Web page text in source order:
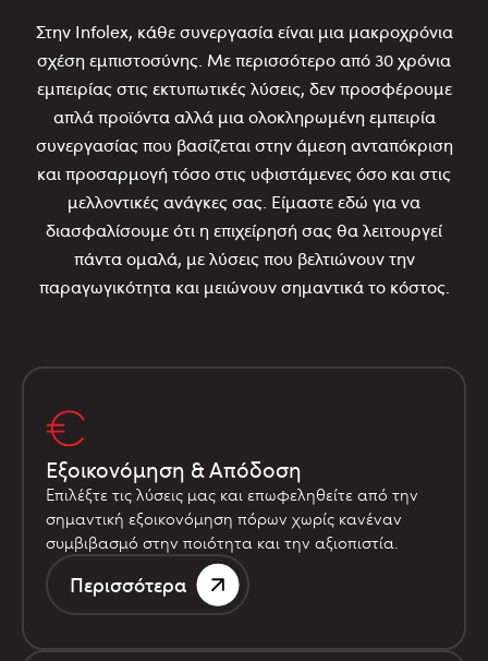
Στην Infolex, κάθε συνεργασία είναι μια μακροχρόνια
σχέση εμπιστοσύνης. Με περισσότερο από 30 χρόνια
εμπειρίας στις εκτυπωτικές λύσεις, δεν προσφέρουμε
απλά προϊόντα αλλά μια ολοκληρωμένη εμπειρία
συνεργασίας που βασίζεται στην άμεση ανταπόκριση
και προσαρμογή τόσο στις υφιστάμενες όσο και στις
μελλοντικές ανάγκες σας. Είμαστε εδώ για να
διασφαλίσουμε ότι η επιχείρησή σας θα λειτουργεί
πάντα ομαλά, με λύσεις που βελτιώνουν την
παραγωγικότητα και μειώνουν σημαντικά το κόστος.
Εξοικονόμηση & Απόδοση
Επιλέξτε τις λύσεις μας και επωφεληθείτε από την
σημαντική εξοικονόμηση πόρων χωρίς κανέναν
συμβιβασμό στην ποιότητα και την αξιοπιστία.
Περισσότερα